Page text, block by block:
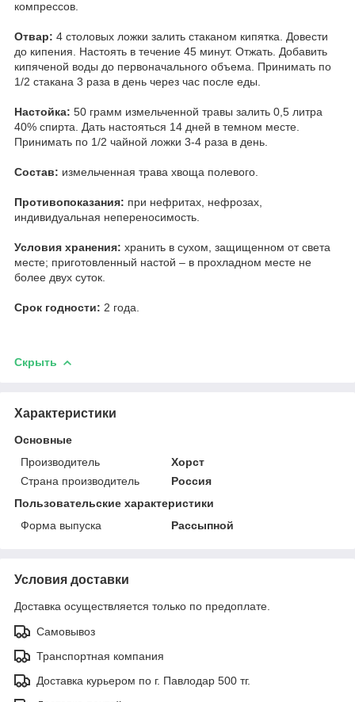
компрессов.
Отвар: 4 столовых ложки залить стаканом кипятка. Довести
до кипения. Настоять в течение 45 минут. Отжать. Добавить
кипяченой воды до первоначального объема. Принимать по
1/2 стакана 3 раза в день через час после еды.
Настойка: 50 грамм измельченной травы залить 0,5 литра
40% спирта. Дать настояться 14 дней в темном месте.
Принимать по 1/2 чайной ложки 3-4 раза в день.
Состав: измельченная трава хвоща полевого.
Противопоказания: при нефритах, нефрозах,
индивидуальная непереносимость.
Условия хранения: хранить в сухом, защищенном от света
месте; приготовленный настой – в прохладном месте не
более двух суток.
Срок годности: 2 года.
Скрыть
Характеристики
Основные
Производитель
Хорст
Страна производитель
Россия
Пользовательские характеристики
Форма выпуска
Рассыпной
Условия доставки
Доставка осуществляется только по предоплате.
Самовывоз
Транспортная компания
Доставка курьером по г. Павлодар 500 тг.